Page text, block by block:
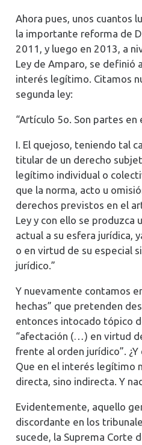
Ahora pues, unos cuantos
la importante reforma de
2011, y luego en 2013, a
Ley de Amparo, se definió
interés legítimo. Citamos
segunda ley:
“Artículo 5o. Son partes en
I. El quejoso, teniendo tal
titular de un derecho
legítimo individual o
que la norma, acto u
derechos previstos en el
Ley y con ello se produzca
actual a su esfera jurídica,
o en virtud de su especial
jurídico.”
Y nuevamente contamos
hechas” que pretenden
entonces intocado tópico
“afectación (…) en virtud
frente al orden jurídico”.
Que en el interés legítimo
directa, sino indirecta. Y
Evidentemente, aquello
discordante en los
sucede, la Suprema Corte